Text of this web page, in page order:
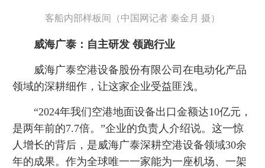
客船内部样板间（中国网记者 秦金月 摄）
威海广泰：自主研发 领跑行业
威海广泰空港设备股份有限公司在电动化产品
领域的深耕细作，让这家企业受益匪浅。
“2024年我们空港地面设备出口金额达10亿元，
是两年前的7.7倍。”企业的负责人介绍说。这一惊
人增长的背后，是威海广泰深耕空港设备领域30余
年的成果。作为全球唯一一家能为一座机场、一架